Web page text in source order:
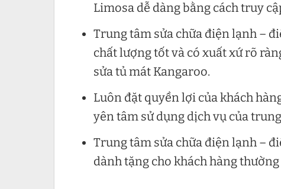
Limosa dễ dàng bằng cách truy
Trung tâm sửa chữa điện lạnh –
chất lượng tốt và có xuất xứ rõ
sửa tủ mát Kangaroo.
Luôn đặt quyền lợi của khách
yên tâm sử dụng dịch vụ của
Trung tâm sửa chữa điện lạnh –
dành tặng cho khách hàng